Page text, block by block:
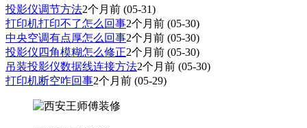
投影仪调节方法2个月前 (05-31)
打印机打印不了怎么回事2个月前 (05-30)
中央空调有点厚怎么回事2个月前 (05-30)
投影仪四角模糊怎么修正2个月前 (05-30)
吊装投影仪数据线连接方法2个月前 (05-30)
打印机断空咋回事2个月前 (05-29)